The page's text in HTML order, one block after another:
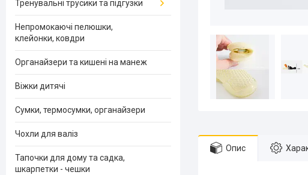
Опис
Тренувальні трусики та підгузки
Непромокаючі пелюшки,
клейонки, ковдри
Органайзери та кишені на манеж
Віжки дитячі
Сумки, термосумки, органайзери
Чохли для валіз
Тапочки для дому та садка,
шкарпетки - чешки